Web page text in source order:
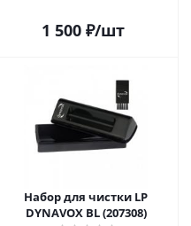
1 500₽/шт
Набор для чистки LP
DYNAVOX BL (207308)